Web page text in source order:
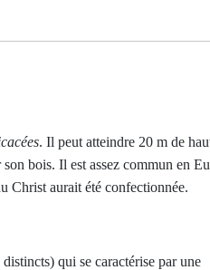
. Il peut atteindre 20 m de
bois. Il est assez commun en
Christ aurait été confectionnée.
qui se caractérise par une